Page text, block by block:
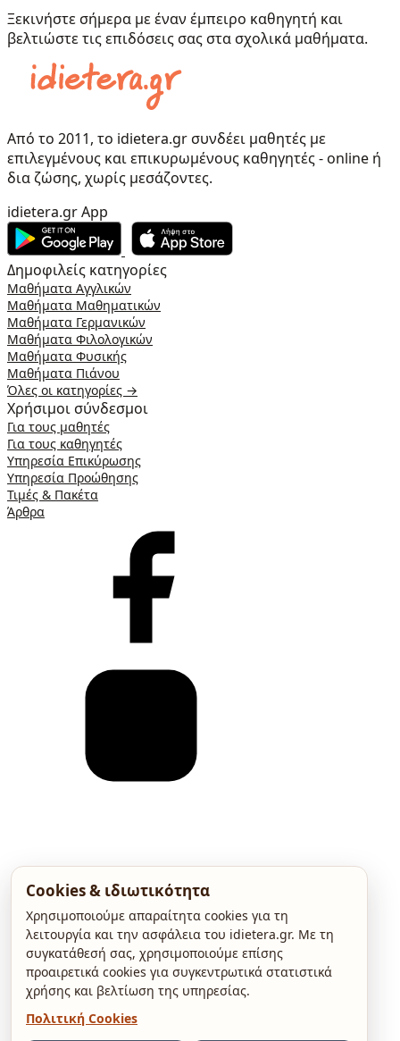
Ξεκινήστε σήμερα με έναν έμπειρο καθηγητή και
βελτιώστε τις επιδόσεις σας στα σχολικά μαθήματα.
Από το 2011, το idietera.gr συνδέει μαθητές με
επιλεγμένους και επικυρωμένους καθηγητές - online ή
δια ζώσης, χωρίς μεσάζοντες.
idietera.gr App
Δημοφιλείς κατηγορίες
Μαθήματα Αγγλικών
Μαθήματα Μαθηματικών
Μαθήματα Γερμανικών
Μαθήματα Φιλολογικών
Μαθήματα Φυσικής
Μαθήματα Πιάνου
Όλες οι κατηγορίες →
Χρήσιμοι σύνδεσμοι
Για τους μαθητές
Για τους καθηγητές
Υπηρεσία Επικύρωσης
Υπηρεσία Προώθησης
Τιμές & Πακέτα
Άρθρα
Cookies & ιδιωτικότητα
Χρησιμοποιούμε απαραίτητα cookies για τη
λειτουργία και την ασφάλεια του idietera.gr. Με τη
συγκατάθεσή σας, χρησιμοποιούμε επίσης
προαιρετικά cookies για συγκεντρωτικά στατιστικά
χρήσης και βελτίωση της υπηρεσίας.
Πολιτική Cookies